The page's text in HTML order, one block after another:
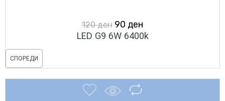
120ден Original
price
120 ден.
90 ден
price
90 ден.
LED G9 6W 6400k
СПОРЕДИ